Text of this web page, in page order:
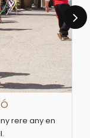
rere any en